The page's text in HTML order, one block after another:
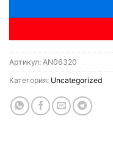
Артикул: AN06320
Категория: Uncategorized